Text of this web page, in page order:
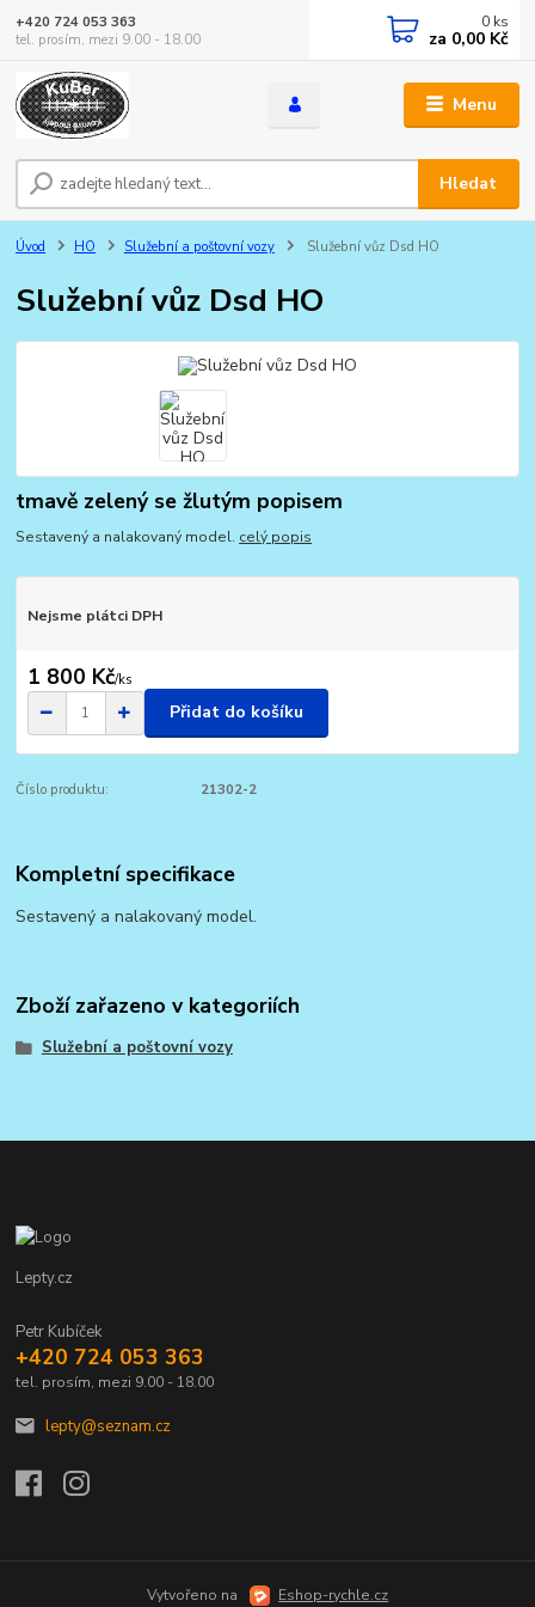
Menu
Hledat
+420 724 053 363
tel. prosím, mezi 9.00 - 18.00
0 ks
za 0,00 Kč
Úvod HO Služební a poštovní vozy Služební vůz Dsd HO
Služební vůz Dsd HO
tmavě zelený se žlutým popisem
Sestavený a nalakovaný model. celý popis
Nejsme plátci DPH
1 800 Kč/ks
Přidat do košíku
Číslo produktu: 21302-2
Kompletní specifikace
Sestavený a nalakovaný model.
Zboží zařazeno v kategoriích
Služební a poštovní vozy
Lepty.cz
Petr Kubíček
+420 724 053 363
tel. prosím, mezi 9.00 - 18.00
lepty@seznam.cz
Vytvořeno na Eshop-rychle.cz